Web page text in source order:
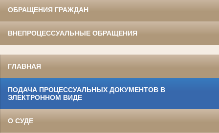
ОБРАЩЕНИЯ ГРАЖДАН
ВНЕПРОЦЕССУАЛЬНЫЕ ОБРАЩЕНИЯ
ГЛАВНАЯ
ПОДАЧА ПРОЦЕССУАЛЬНЫХ ДОКУМЕНТОВ В
ЭЛЕКТРОННОМ ВИДЕ
О СУДЕ